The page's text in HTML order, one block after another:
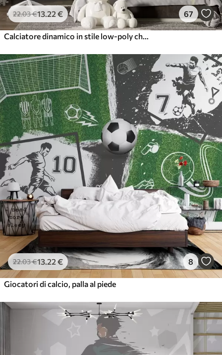
22.03€13 .22 € 67
22.03€13.22 € 8
Giocatori di calcio, palla al piede